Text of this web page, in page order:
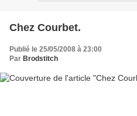
Chez Courbet.
Publié le 25/05/2008 à 23:00
Par Brodstitch